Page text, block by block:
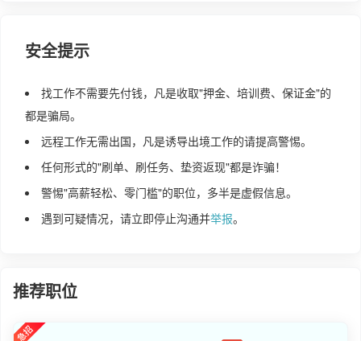
安全提示
找工作不需要先付钱，凡是收取"押金、培训费、保证金"的
都是骗局。
远程工作无需出国，凡是诱导出境工作的请提高警惕。
任何形式的"刷单、刷任务、垫资返现"都是诈骗！
警惕"高薪轻松、零门槛"的职位，多半是虚假信息。
遇到可疑情况，请立即停止沟通并举报。
推荐职位